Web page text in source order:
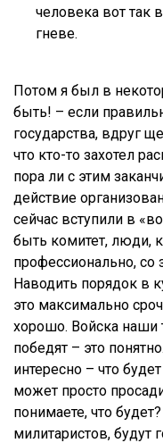
человека вот так
гневе.
Потом я был в
быть! – если
государства, вдруг
что кто-то захотел
пора ли с этим
действие
сейчас вступили в
быть комитет, люди,
профессионально,
Наводить порядок в
это максимально
хорошо. Войска
победят – это
интересно – что
может просто
понимаете, что
милитаристов, будут